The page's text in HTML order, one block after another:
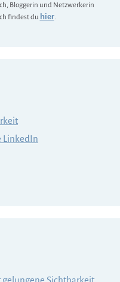
Bloggerin und Netzwerkerin
findest du hier.
LinkedIn
gelungene Sichtbarkeit